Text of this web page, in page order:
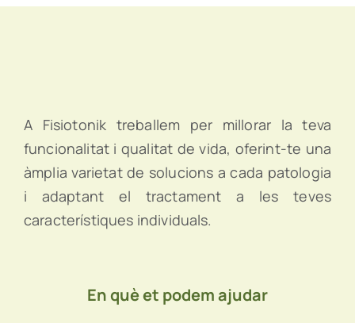
A Fisiotonik treballem per millorar la teva
funcionalitat i qualitat de vida, oferint-te una
àmplia varietat de solucions a cada patologia
i adaptant el tractament a les teves
característiques individuals.
En què et podem ajudar